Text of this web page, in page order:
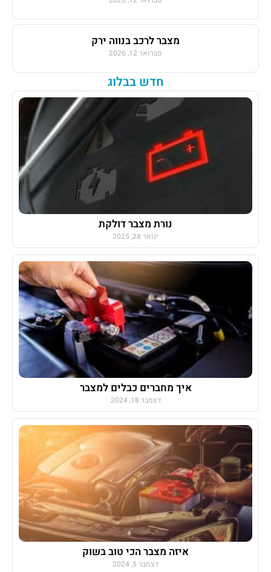
מצבר לרכב בנווה ירק
פברואר 12, 2026
חדש בבלוג
נורת מצבר דולקת
ינואר 28, 2025
איך מחברים כבלים למצבר
דצמבר 18, 2024
איזה מצבר הכי טוב בשוק
דצמבר 5, 2024